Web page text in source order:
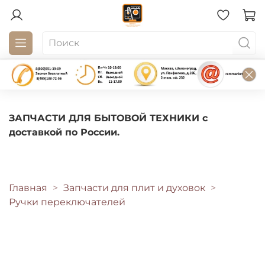
ЗАПЧАСТИ ДЛЯ БЫТОВОЙ ТЕХНИКИ с
доставкой по России.
Главная
Запчасти для плит и духовок
Ручки переключателей